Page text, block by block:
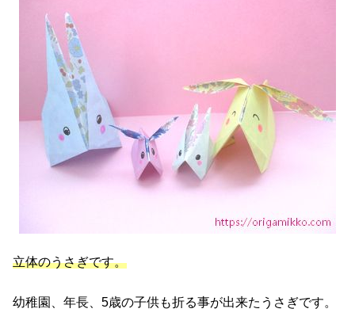
立体のうさぎです。
幼稚園、年長、5歳の子供も折る事が出来たうさぎです。